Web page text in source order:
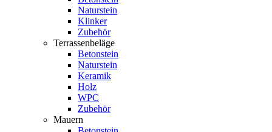
Naturstein
Klinker
Zubehör
Terrassenbeläge
Betonstein
Naturstein
Keramik
Holz
WPC
Zubehör
Mauern